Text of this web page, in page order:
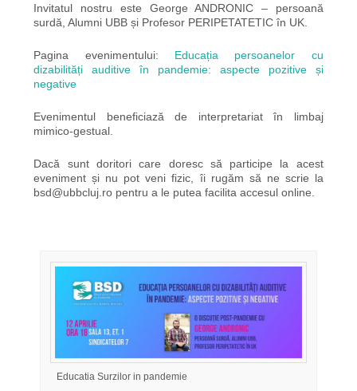
Invitatul nostru este George ANDRONIC – persoană
surdă, Alumni UBB și Profesor PERIPETATETIC în UK.
Pagina evenimentului: Educația persoanelor cu
dizabilități auditive în pandemie: aspecte pozitive și
negative
Evenimentul beneficiază de interpretariat în limbaj
mimico-gestual.
Dacă sunt doritori care doresc să participe la acest
eveniment și nu pot veni fizic, îi rugăm să ne scrie la
bsd@ubbcluj.ro pentru a le putea facilita accesul online.
Educatia Surzilor in pandemie